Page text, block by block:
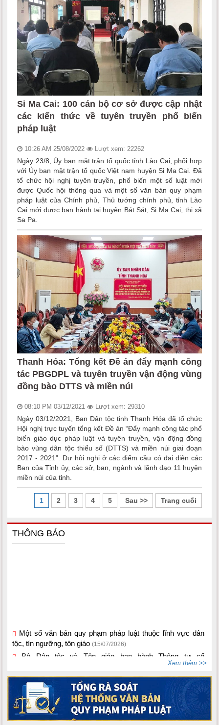
Si Ma Cai: 100 cán bộ cơ sở được cập nhật
các kiến thức về tuyên truyền phổ biến
pháp luật
10:26 AM 25/08/2022 Lượt xem: 22262
Ngày 23/8, Ủy ban mặt trận tổ quốc tỉnh Lào Cai, phối hợp
với Ủy ban mặt trận tổ quốc Việt nam huyện Si Ma Cai. Đã
tổ chức hội nghị tuyên truyền, phổ biến một số luật mới
được Quốc hội thông qua và một số văn bản quy phạm
pháp luật của Chính phủ, Thủ tướng chính phủ, tỉnh Lào
Cai mới được ban hành tại huyện Bát Sát, Si Ma Cai, thị xã
Sa Pa.
Thanh Hóa: Tổng kết Đề án đẩy mạnh công
tác PBGDPL và tuyên truyền vận động vùng
đồng bào DTTS và miền núi
08:10 PM 03/12/2021 Lượt xem: 29310
Ngày 03/12/2021, Ban Dân tộc tỉnh Thanh Hóa đã tổ chức
Hội nghị trực tuyến tổng kết Đề án “Đẩy mạnh công tác phổ
biến giáo dục pháp luật và tuyên truyền, vận động đồng
bào vùng dân tộc thiểu số (DTTS) và miền núi giai đoạn
2017 - 2021”. Dự hội nghị ở các điểm cầu có đại diện các
Ban của Tỉnh ủy, các sở, ban, ngành và lãnh đạo 11 huyện
miền núi của tỉnh.
1 2 3 4 5 Sau >> Trang cuối
THÔNG BÁO
tộc, tín ngưỡng, tôn giáo (15/07/2026)
Bộ Dân tộc và Tôn giáo ban hành Thông tư số
02/2026/TT-BDTTG (10/06/2026)
Xem thêm >>